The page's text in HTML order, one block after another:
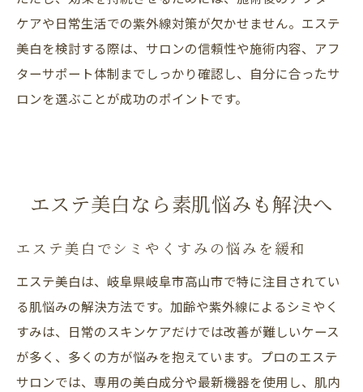
ケアや日常生活での紫外線対策が欠かせません。エステ
美白を検討する際は、サロンの信頼性や施術内容、アフ
ターサポート体制までしっかり確認し、自分に合ったサ
ロンを選ぶことが成功のポイントです。
エステ美白なら素肌悩みも解決へ
エステ美白でシミやくすみの悩みを緩和
エステ美白は、岐阜県岐阜市高山市で特に注目されてい
る肌悩みの解決方法です。加齢や紫外線によるシミやく
すみは、日常のスキンケアだけでは改善が難しいケース
が多く、多くの方が悩みを抱えています。プロのエステ
サロンでは、専用の美白成分や最新機器を使用し、肌内